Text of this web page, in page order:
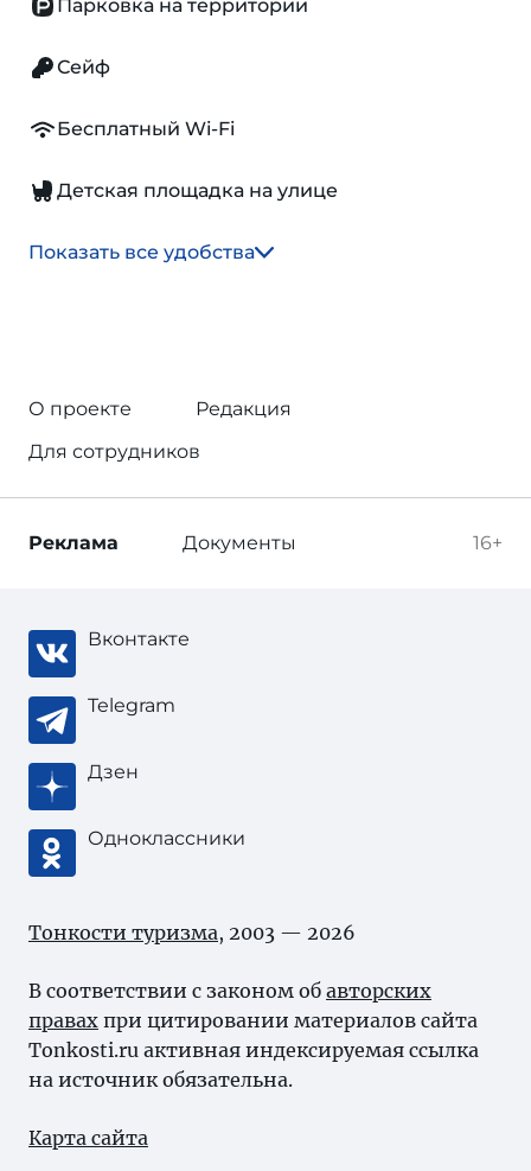
Парковка на территории
Сейф
Бесплатный Wi-Fi
Детская площадка на улице
Показать все удобства
О проекте
Редакция
Для сотрудников
16+
Реклама Документы
Вконтакте
Telegram
Дзен
Одноклассники
Тонкости туризма, 2003 — 2026
В соответствии с законом об авторских
правах при цитировании материалов сайта
Tonkosti.ru активная индексируемая ссылка
на источник обязательна.
Карта сайта